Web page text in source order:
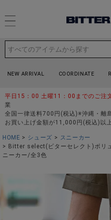
NEW ARRIVAL COORDINATE
平日15：00 土曜11：00までのご注
業
全国一律送料700円(税込)※沖縄・離
お買い上げ金額が11,000円(税込)以
HOME シューズ
スニーカー
Bitter select(ビターセレクト)ボリ
ニーカー/全3色